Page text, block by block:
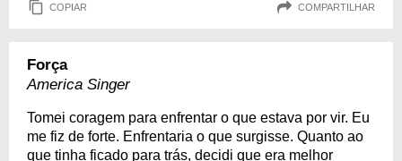
COPIAR COMPARTILHAR
Força
America Singer
Tomei coragem para enfrentar o que estava por vir. Eu
me fiz de forte. Enfrentaria o que surgisse. Quanto ao
que tinha ficado para trás, decidi que era melhor